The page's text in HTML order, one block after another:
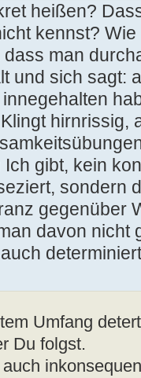
heißen?
kennst?
man
und sich sagt:
hirnrissig,
gibt, kein
sondern
gegenüber
davon nicht
Umfang
Du folgst.